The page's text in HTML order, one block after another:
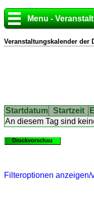
Menu -
Veranstaltungskalender der
Startdatum Startzeit
An diesem Tag sind
Druckvorschau
Filteroptionen anzeigen/